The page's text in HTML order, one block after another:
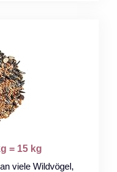
= 15 kg
viele Wildvögel,